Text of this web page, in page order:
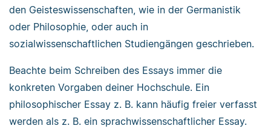
den Geisteswissenschaften, wie in der Germanistik
oder Philosophie, oder auch in
sozialwissenschaftlichen Studiengängen geschrieben.
Beachte beim Schreiben des Essays immer die
konkreten Vorgaben deiner Hochschule. Ein
philosophischer Essay z. B. kann häufig freier verfasst
werden als z. B. ein sprachwissenschaftlicher Essay.